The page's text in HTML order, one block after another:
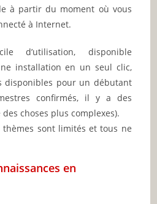
à partir du moment où vous
à Internet.
d’utilisation, disponible
installation en un seul clic,
disponibles pour un débutant
confirmés, il y a des
choses plus complexes).
thèmes sont limités et tous ne
en